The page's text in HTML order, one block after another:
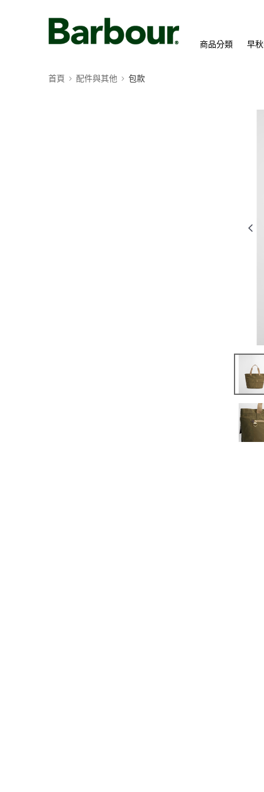
商品分類 早
首頁 配件與其他 包款